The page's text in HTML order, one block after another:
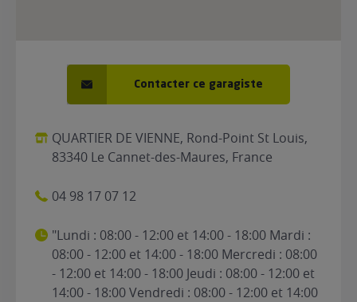
Contacter ce garagiste
QUARTIER DE VIENNE, Rond-Point St Louis,
83340 Le Cannet-des-Maures, France
04 98 17 07 12
"Lundi : 08:00 - 12:00 et 14:00 - 18:00 Mardi :
08:00 - 12:00 et 14:00 - 18:00 Mercredi : 08:00
- 12:00 et 14:00 - 18:00 Jeudi : 08:00 - 12:00 et
14:00 - 18:00 Vendredi : 08:00 - 12:00 et 14:00